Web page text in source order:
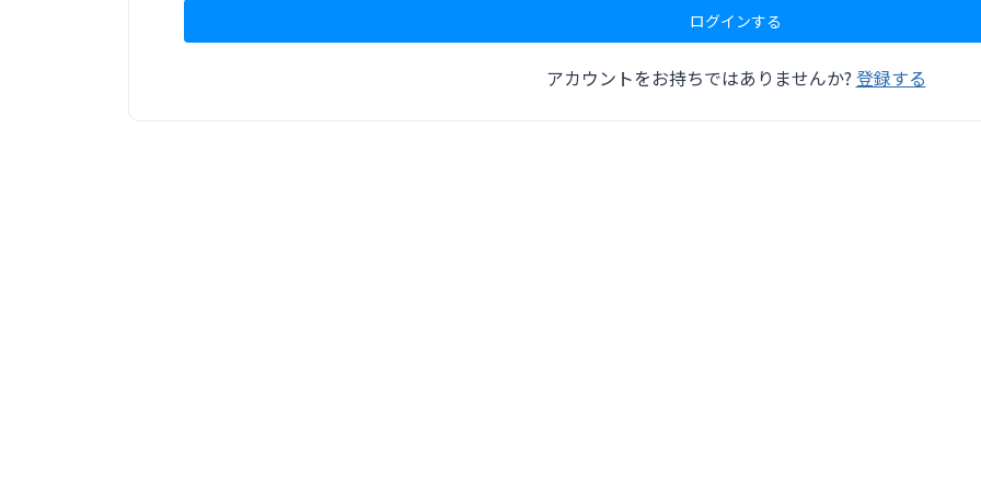
ログインする
アカウントをお持ちではありませんか? 登録する